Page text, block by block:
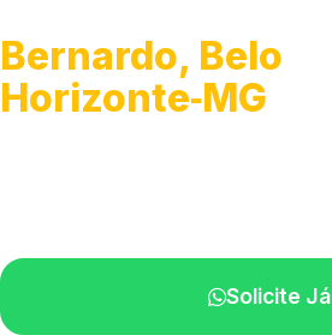
Bernardo, Belo
Horizonte‑MG
Solicite Já